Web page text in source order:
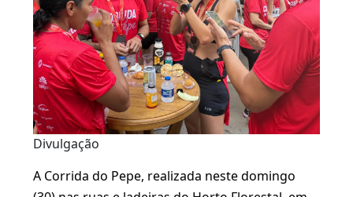
Divulgação
A Corrida do Pepe, realizada neste domingo